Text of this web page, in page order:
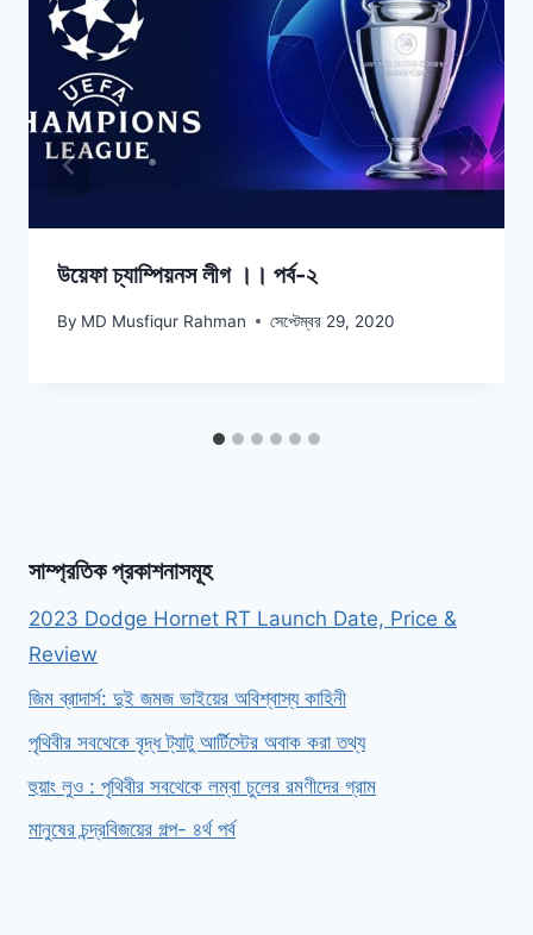
উয়েফা চ্যাম্পিয়নস লীগ ।। পর্ব-২
By MD Musfiqur Rahman সেপ্টেম্বর 29, 2020
সাম্প্রতিক প্রকাশনাসমূহ
2023 Dodge Hornet RT Launch Date, Price &
Review
জিম ব্রাদার্স: দুই জমজ ভাইয়ের অবিশ্বাস্য কাহিনী
পৃথিবীর সবথেকে বৃদ্ধ ট্যাটু আর্টিস্টের অবাক করা তথ্য
হুয়াং লুও : পৃথিবীর সবথেকে লম্বা চুলের রমণীদের গ্রাম
মানুষের চন্দ্রবিজয়ের গল্প- ৪র্থ পর্ব